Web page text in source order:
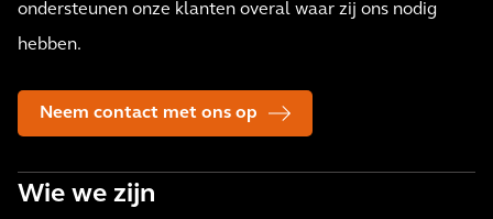
ondersteunen onze klanten overal waar zij ons nodig
hebben.
Neem contact met ons op
Wie we zijn